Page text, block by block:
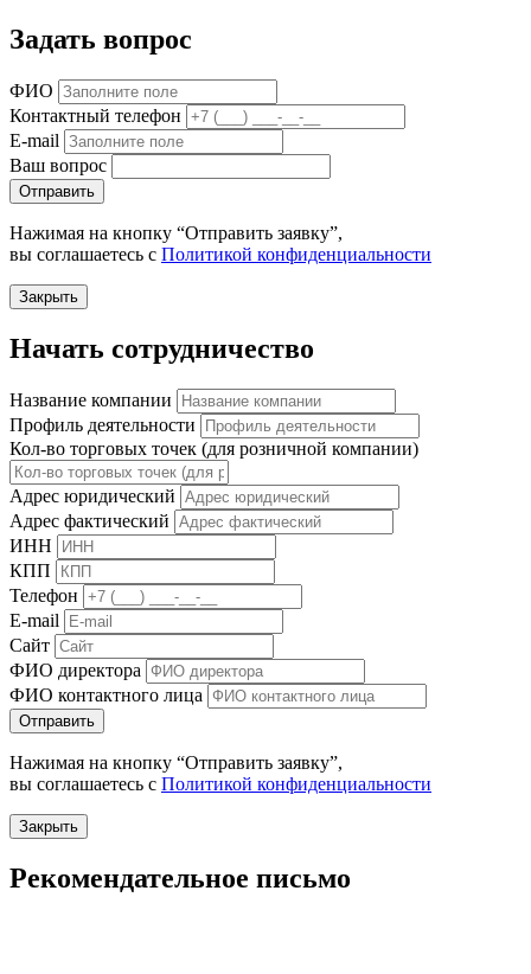
Задать вопрос
ФИО
Контактный телефон
E-mail
Ваш вопрос
Отправить
Нажимая на кнопку “Отправить заявку”,
вы соглашаетесь с Политикой конфиденциальности
Закрыть
Начать сотрудничество
Название компании
Профиль деятельности
Кол-во торговых точек (для розничной компании)
Адрес юридический
Адрес фактический
ИНН
КПП
Телефон
E-mail
Сайт
ФИО директора
ФИО контактного лица
Отправить
Нажимая на кнопку “Отправить заявку”,
вы соглашаетесь с Политикой конфиденциальности
Закрыть
Рекомендательное письмо